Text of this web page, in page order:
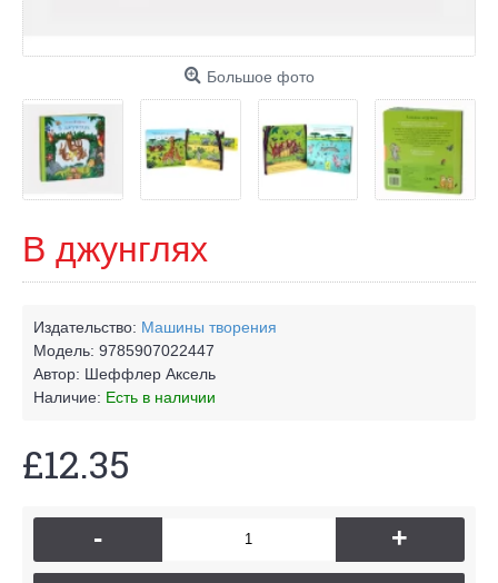
Большое фото
В джунглях
Издательство: Машины творения
Модель: 9785907022447
Автор: Шеффлер Аксель
Наличие: Есть в наличии
£12.35
- +